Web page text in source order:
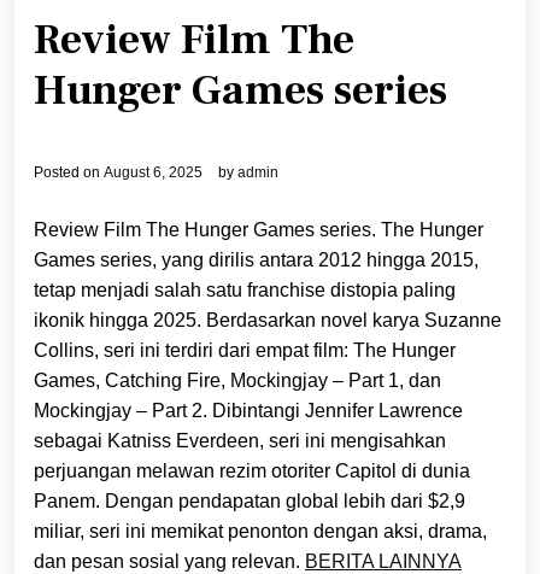
Review Film The
Hunger Games series
Posted on August 6, 2025 by admin
Review Film The Hunger Games series. The Hunger
Games series, yang dirilis antara 2012 hingga 2015,
tetap menjadi salah satu franchise distopia paling
ikonik hingga 2025. Berdasarkan novel karya Suzanne
Collins, seri ini terdiri dari empat film: The Hunger
Games, Catching Fire, Mockingjay – Part 1, dan
Mockingjay – Part 2. Dibintangi Jennifer Lawrence
sebagai Katniss Everdeen, seri ini mengisahkan
perjuangan melawan rezim otoriter Capitol di dunia
Panem. Dengan pendapatan global lebih dari $2,9
miliar, seri ini memikat penonton dengan aksi, drama,
dan pesan sosial yang relevan. BERITA LAINNYA